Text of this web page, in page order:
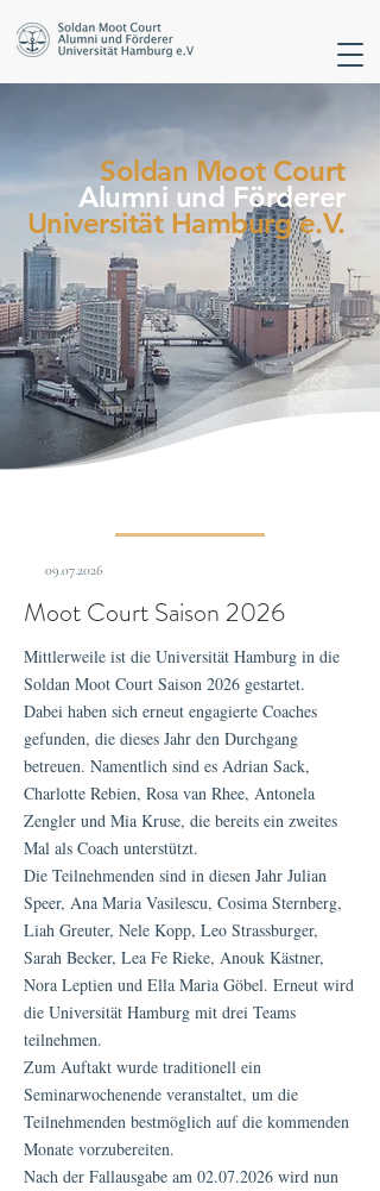
Soldan MootCourt
Alumni und Förderer
Universität Hamburg e.V.
09.07.2026
Moot Court Saison 2026
Mittlerweile ist die Universität Hamburg in die
Soldan Moot Court Saison 2026 gestartet.
Dabei haben sich erneut engagierte Coaches
gefunden, die dieses Jahr den Durchgang
betreuen. Namentlich sind es Adrian Sack,
Charlotte Rebien, Rosa van Rhee, Antonela
Zengler und Mia Kruse, die bereits ein zweites
Mal als Coach unterstützt.
Die Teilnehmenden sind in diesen Jahr Julian
Speer, Ana Maria Vasilescu, Cosima Sternberg,
Liah Greuter, Nele Kopp, Leo Strassburger,
Sarah Becker, Lea Fe Rieke, Anouk Kästner,
Nora Leptien und Ella Maria Göbel. Erneut wird
die Universität Hamburg mit drei Teams
teilnehmen.
Zum Auftakt wurde traditionell ein
Seminarwochenende veranstaltet, um die
Teilnehmenden bestmöglich auf die kommenden
Monate vorzubereiten.
Nach der Fallausgabe am 02.07.2026 wird nun